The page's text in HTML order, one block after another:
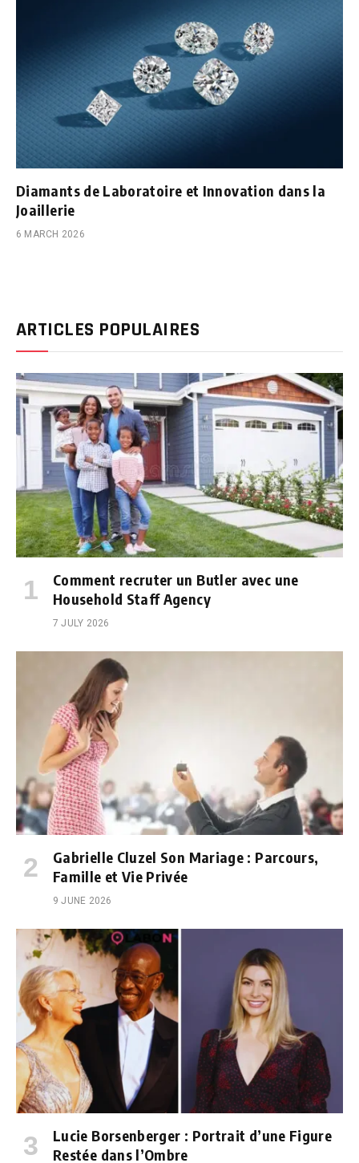
Diamants de Laboratoire et Innovation dans la
Joaillerie
6 MARCH 2026
ARTICLES POPULAIRES
Comment recruter un Butler avec une
Household Staff Agency
7 JULY 2026
Gabrielle Cluzel Son Mariage : Parcours,
Famille et Vie Privée
9 JUNE 2026
Lucie Borsenberger : Portrait d’une Figure
Restée dans l’Ombre